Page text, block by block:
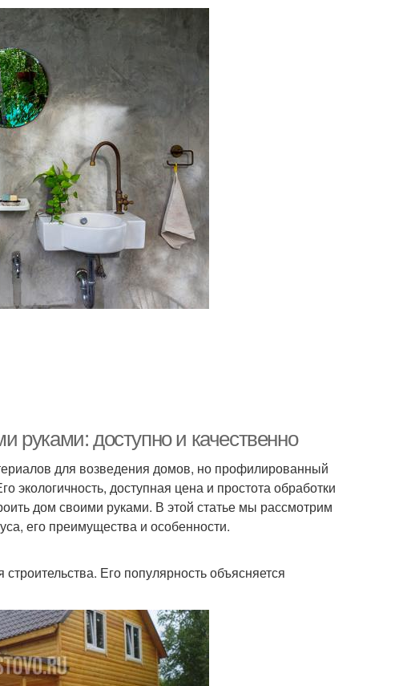
руками: доступно и качественно
для возведения домов, но профилированный
экологичность, доступная цена и простота обработки
дом своими руками. В этой статье мы рассмотрим
его преимущества и особенности.
Его популярность объясняется